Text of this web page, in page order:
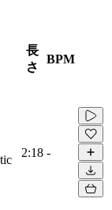
長
さ
BPM
2:18 -